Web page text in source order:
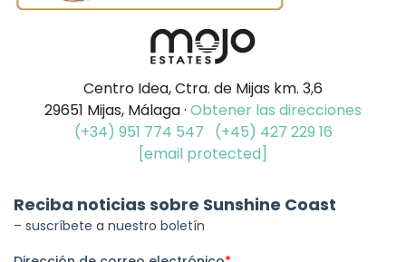
Centro Idea, Ctra. de Mijas km. 3,6
29651 Mijas, Málaga · Obtener las direcciones
(+34) 951 774 547
(+45) 427 229 16
[email protected]